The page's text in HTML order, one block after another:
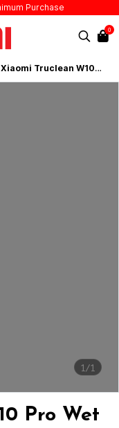
Purchase
0
Xiaomi Truclean W10 Pro Wet Dry Vacuum
1/1
Pro Wet